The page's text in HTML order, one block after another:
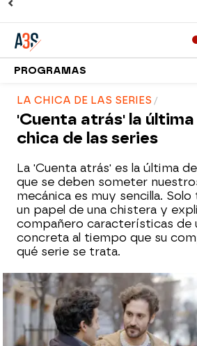
PROGRAMAS
LA CHICA DE LAS SERIES
'Cuenta atrás' la última
chica de las series
La 'Cuenta atrás' es la última
que se deben someter
mecánica es muy sencilla.
un papel de una chistera y
compañero características de
concreta al tiempo que su
qué serie se trata.